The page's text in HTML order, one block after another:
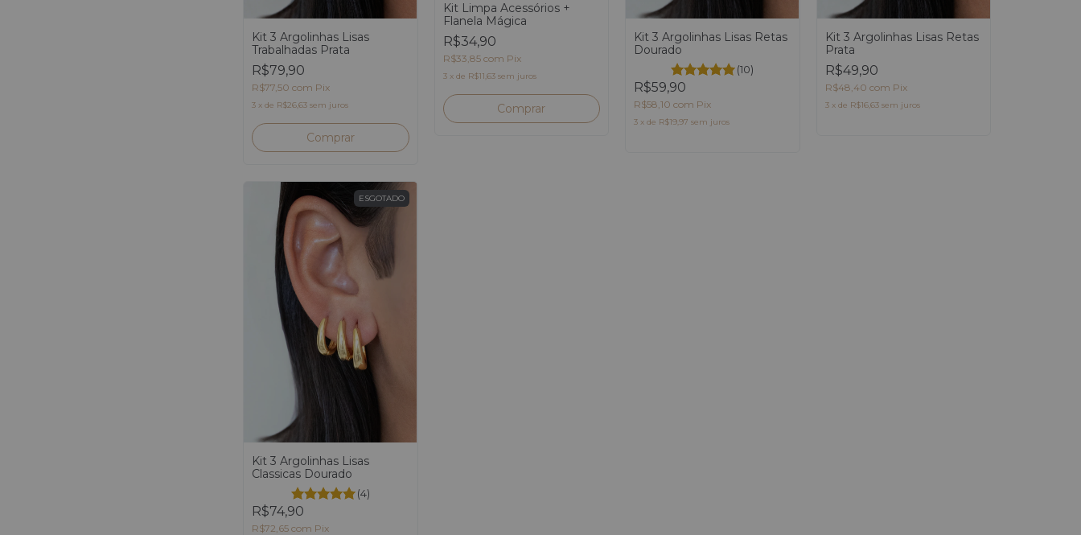
Kit 3 Argolinhas Lisas
Trabalhadas Prata
R$79,90
R$77,50 com Pix
3 x de R$26,63 sem juros
Kit Limpa Acessórios +
Flanela Mágica
R$34,90
R$33,85 com Pix
3 x de R$11,63 sem juros
Kit 3 Argolinhas Lisas Retas
Dourado
(10)
R$59,90
R$58,10 com Pix
3 x de R$19,97 sem juros
Kit 3 Argolinhas Lisas Retas
Prata
R$49,90
R$48,40 com Pix
3 x de R$16,63 sem juros
ESGOTADO
Kit 3 Argolinhas Lisas
Classicas Dourado
(4)
R$74,90
R$72,65 com Pix